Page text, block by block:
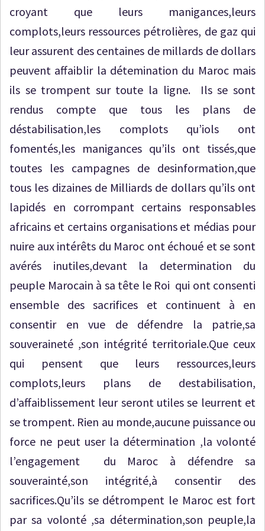
croyant que leurs manigances,leurs
complots,leurs ressources pétrolières, de gaz qui
leur assurent des centaines de millards de dollars
peuvent affaiblir la détemination du Maroc mais
ils se trompent sur toute la ligne. Ils se sont
rendus compte que tous les plans de
déstabilisation,les complots qu’iols ont
fomentés,les manigances qu’ils ont tissés,que
toutes les campagnes de desinformation,que
tous les dizaines de Milliards de dollars qu’ils ont
lapidés en corrompant certains responsables
africains et certains organisations et médias pour
nuire aux intérêts du Maroc ont échoué et se sont
avérés inutiles,devant la determination du
peuple Marocain à sa tête le Roi qui ont consenti
ensemble des sacrifices et continuent à en
consentir en vue de défendre la patrie,sa
souveraineté ,son intégrité territoriale.Que ceux
qui pensent que leurs ressources,leurs
complots,leurs plans de destabilisation,
d’affaiblissement leur seront utiles se leurrent et
se trompent. Rien au monde,aucune puissance ou
force ne peut user la détermination ,la volonté
l’engagement du Maroc à défendre sa
souverainté,son intégrité,à consentir des
sacrifices.Qu’ils se détrompent le Maroc est fort
par sa volonté ,sa détermination,son peuple,la